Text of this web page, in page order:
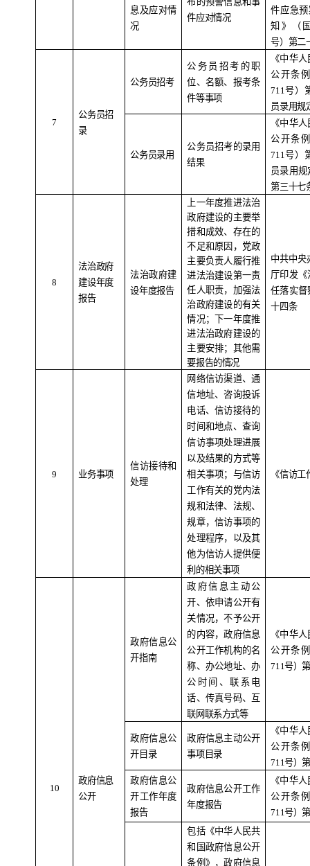
息及应对情
况
件应对情况
件应急
知》（
号）第二
7
公务员招
录
公务员招考
公务员招考的职
位、名额、报考条
件等事项
《中华
公开条
711 号）
员录用规
公务员录用
公务员招考的录用
结果
《中华
公开条
711 号）
员录用
第三十七
8
法治政府
建设年度
报告
法治政府建
设年度报告
上一年度推进法治
政府建设的主要举
措和成效、存在的
不足和原因，党政
主要负责人履行推
进法治建设第一责
任人职责，加强法
治政府建设的有关
情况；下一年度推
进法治政府建设的
主要安排；其他需
要报告的情况
中共中央
厅印发《
任落实督
十四条
9 业务事项
信访接待和
处理
网络信访渠道、通
信地址、咨询投诉
电话、信访接待的
时间和地点、查询
信访事项处理进展
以及结果的方式等
相关事项；与信访
工作有关的党内法
规和法律、法规、
规章，信访事项的
处理程序，以及其
他为信访人提供便
利的相关事项
《信访
1 0
政府信息
公开
政府信息公
开指南
政府信息主动公
开、依申请公开有
关情况，不予公开
的内容，政府信息
公开工作机构的名
称、办公地址、办
公时间、联系电
话、传真号码、互
联网联系方式等
《中华
公开条
711号）
政府信息公
开目录
政府信息主动公开
事项目录
《中华
公开条
711号）
政府信息公
开工作年度
报告
政府信息公开工作
年度报告
《中华
公开条
711号）
包括《中华人民共
和国政府信息公开
条例》，政府信息